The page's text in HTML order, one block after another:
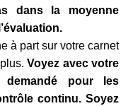
dans la moyenne
à part sur votre carnet
plus.Voyez avec votre
pour les
continu. Soyez